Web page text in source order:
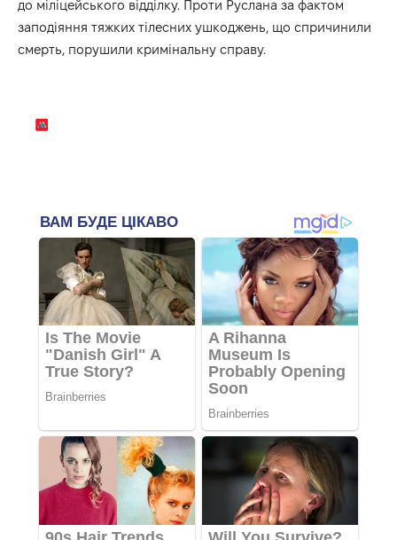
до міліцейського відділку. Проти Руслана за фактом
заподіяння тяжких тілесних ушкоджень, що спричинили
смерть, порушили кримінальну справу.